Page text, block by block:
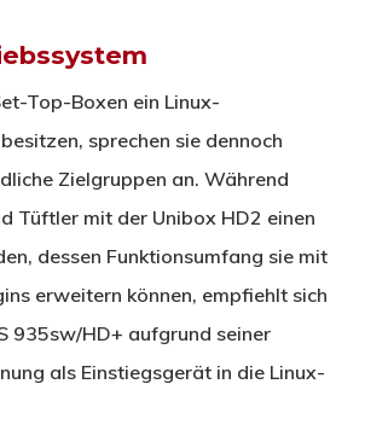
Top-Boxen ein Linux-
sprechen sie dennoch
Zielgruppen an. Während
Tüftler mit der Unibox HD2 einen
dessen Funktionsumfang sie mit
erweitern können, empfiehlt sich
935sw/HD+ aufgrund seiner
als Einstiegsgerät in die Linux-